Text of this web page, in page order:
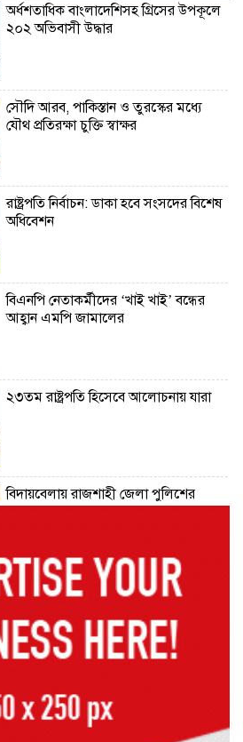
অর্ধশতাধিক বাংলাদেশিসহ গ্রিসের উপকূলে
২০২ অভিবাসী উদ্ধার
সৌদি আরব, পাকিস্তান ও তুরস্কের মধ্যে
যৌথ প্রতিরক্ষা চুক্তি স্বাক্ষর
রাষ্ট্রপতি নির্বাচন: ডাকা হবে সংসদের বিশেষ
অধিবেশন
বিএনপি নেতাকর্মীদের ‘খাই খাই’ বন্ধের
আহ্বান এমপি জামালের
২৩তম রাষ্ট্রপতি হিসেবে আলোচনায় যারা
বিদায়বেলায় রাজশাহী জেলা পুলিশের
রাজশাহীতে পুলিশের বিশেষ অভিযান:
ব্যবসায়ী গ্রেপ্তার
অবহেলার সুযোগ নেই: প্রধানমন্ত্রী